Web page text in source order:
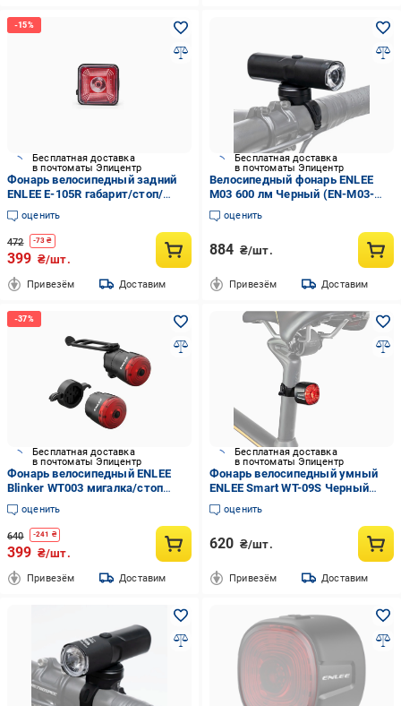
Бесплатная доставка
в почтоматы Эпицентр
Фонарь велосипедный задний
ENLEE E-105R габарит/стоп/
блимавка Черный (EN-E105R-
3520UA)
оценить
472 -73 ₴
399 ₴/шт.
Привезём Доставим
Бесплатная доставка
в почтоматы Эпицентр
Велосипедный фонарь ENLEE
M03 600 лм Черный (EN-M03-
6730)
оценить
884 ₴/шт.
Привезём Доставим
Бесплатная доставка
в почтоматы Эпицентр
Фонарь велосипедный ENLEE
Blinker WT003 мигалка/стоп
задний Черный (MC-WT003-
3515UA)
оценить
640 -241 ₴
399 ₴/шт.
Привезём Доставим
Бесплатная доставка
в почтоматы Эпицентр
Фонарь велосипедный умный
ENLEE Smart WT-09S Черный
(EN-WT09S-4563UA)
оценить
620 ₴/шт.
Привезём Доставим